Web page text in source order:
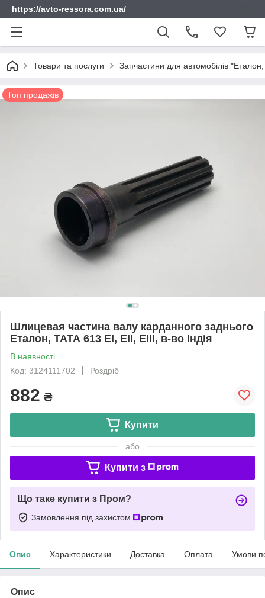
https://avto-ressora.com.ua/
Товари та послуги Запчастини для автомобілів
Топ продажів
Шлицевая частина валу карданного заднього
Еталон, ТАТА 613 EI, EII, EIII, в-во Індія
В наявності
Код: 3124111702
Роздріб
882 ₴
Купити
або
Купити з
Що таке купити з Пром?
Замовлення під захистом
Опис Характеристики Доставка Оплата Умови
Опис